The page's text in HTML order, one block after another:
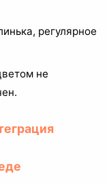
регулярное
не